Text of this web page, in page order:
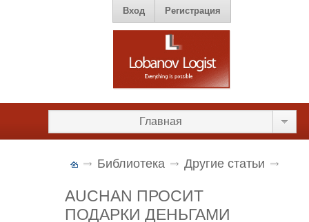
Вход Регистрация
Главная
Библиотека Другие статьи
AUCHAN ПРОСИТ
ПОДАРКИ ДЕНЬГАМИ